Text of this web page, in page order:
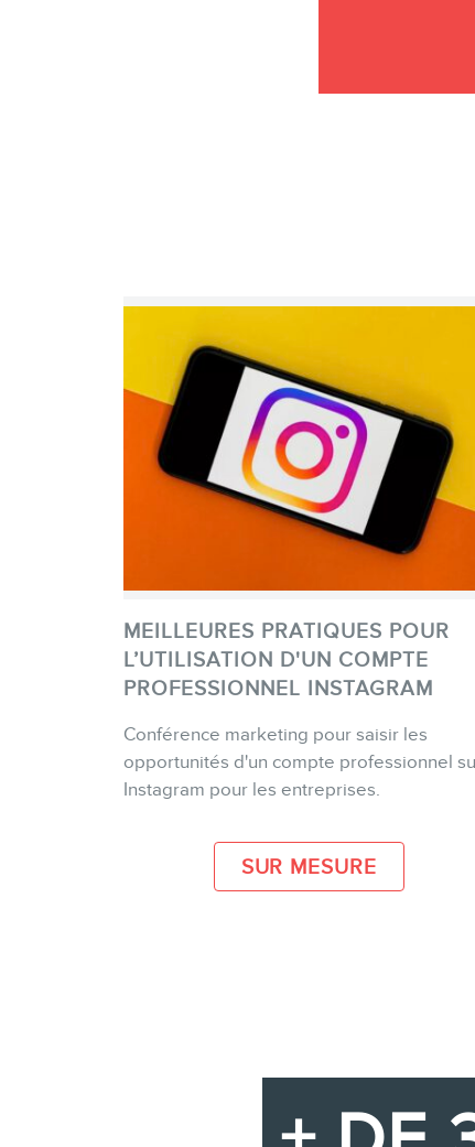
PLUS D'INFO
MEILLEURES PRATIQUES POUR
L’UTILISATION D'UN COMPTE
PROFESSIONNEL INSTAGRAM
Conférence marketing pour saisir les
opportunités d'un compte professionnel
Instagram pour les entreprises.
SUR MESURE